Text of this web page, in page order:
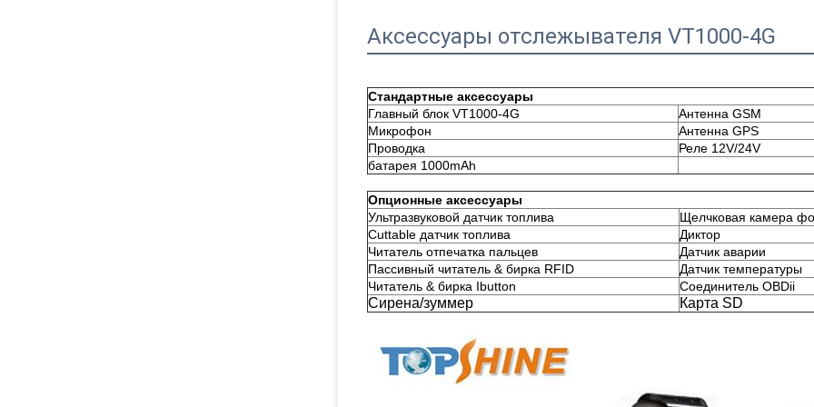
Аксессуары отслежывателя VT1000-4G
Стандартные аксессуары
Главный блок VT1000-4G
Антенна GSM
Микрофон
Антенна GPS
Проводка
Реле 12V/24V
батарея 1000mAh
Опционные аксессуары
Ультразвуковой датчик топлива
Щелчковая камера
Cuttable датчик топлива
Диктор
Читатель отпечатка пальцев
Датчик аварии
Пассивный читатель & бирка RFID
Датчик температуры
Читатель & бирка Ibutton
Соединитель OBDii
Сирена/зуммер Карта SD